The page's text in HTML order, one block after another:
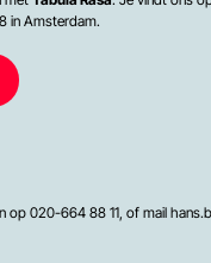
in Amsterdam.
op 020-664 88 11, of mail